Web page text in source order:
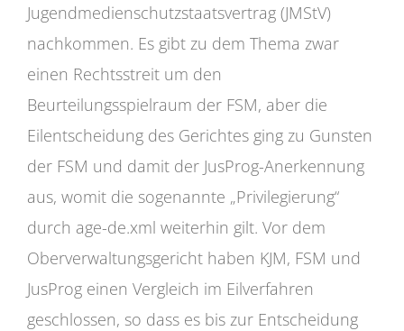
Jugendmedienschutzstaatsvertrag (JMStV)
nachkommen. Es gibt zu dem Thema zwar
einen Rechtsstreit um den
Beurteilungsspielraum der FSM, aber die
Eilentscheidung des Gerichtes ging zu Gunsten
der FSM und damit der JusProg-Anerkennung
aus, womit die sogenannte „Privilegierung“
durch age-de.xml weiterhin gilt. Vor dem
Oberverwaltungsgericht haben KJM, FSM und
JusProg einen Vergleich im Eilverfahren
geschlossen, so dass es bis zur Entscheidung